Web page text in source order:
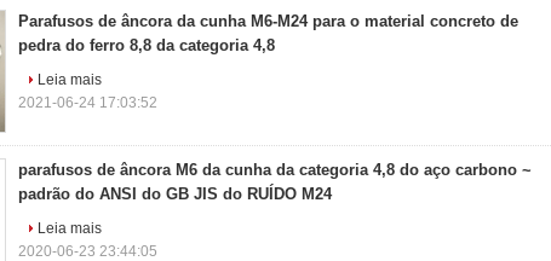
Parafusos de âncora da cunha M6-M24 para o material concreto de
pedra do ferro 8,8 da categoria 4,8
Leia mais
2021-06-24 17:03:52
parafusos de âncora M6 da cunha da categoria 4,8 do aço carbono ~
padrão do ANSI do GB JIS do RUÍDO M24
Leia mais
2020-06-23 23:44:05